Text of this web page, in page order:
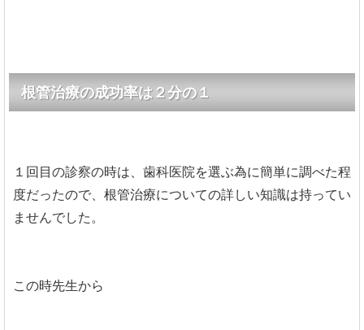
根管治療の成功率は２分の１
１回目の診察の時は、歯科医院を選ぶ為に簡単に調べた程
度だったので、根管治療についての詳しい知識は持ってい
ませんでした。
この時先生から